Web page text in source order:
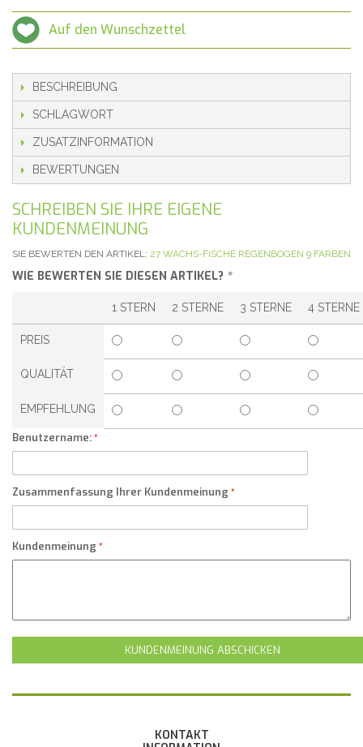
Auf den Wunschzettel
BESCHREIBUNG
SCHLAGWORT
ZUSATZINFORMATION
BEWERTUNGEN
SCHREIBEN SIE IHRE EIGENE
KUNDENMEINUNG
SIE BEWERTEN DEN ARTIKEL: 27 WACHS-FISCHE REGENBOGEN 9 FARBEN
WIE BEWERTEN SIE DIESEN ARTIKEL? *
1 STERN 2 STERNE 3 STERNE 4 STERNE
PREIS
QUALITÄT
EMPFEHLUNG
Benutzername:
Zusammenfassung Ihrer Kundenmeinung
Kundenmeinung
KUNDENMEINUNG ABSCHICKEN
KONTAKT